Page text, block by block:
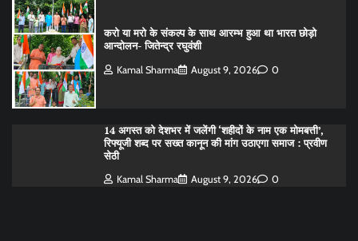
करो या मरो के संकल्प के साथ आरम्भ हुआ था भारत छोड़ो
आन्दोलन- जितेन्द्र रघुवंशी
Kamal Sharma August 9, 2026 0
14 अगस्त को देशभर में जलेंगी ‘शहीदों के नाम एक मोमबत्ती’,
रिफ्यूजी शब्द पर सख्त कानून की मांग उठाएगा समाज : प्रवीण
सेठी
Kamal Sharma August 9, 2026 0